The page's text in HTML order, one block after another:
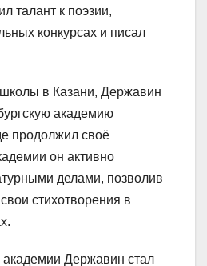
талант к поэзии,
конкурсах и писал
в Казани, Державин
академию
продолжил своё
он активно
делами, позволив
стихотворения в
Державин стал